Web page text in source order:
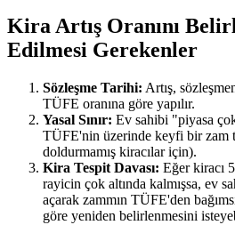
Kira Artış Oranını
Edilmesi Gerekenler
Sözleşme Tarihi: Artış,
TÜFE oranına göre yapılır.
Yasal Sınır: Ev sahibi "piyasa
TÜFE'nin üzerinde keyfi bir zam
doldurmamış kiracılar için).
Kira Tespit Davası: Eğer kiracı
rayicin çok altında kalmışsa, ev
açarak zammın TÜFE'den
göre yeniden belirlenmesini